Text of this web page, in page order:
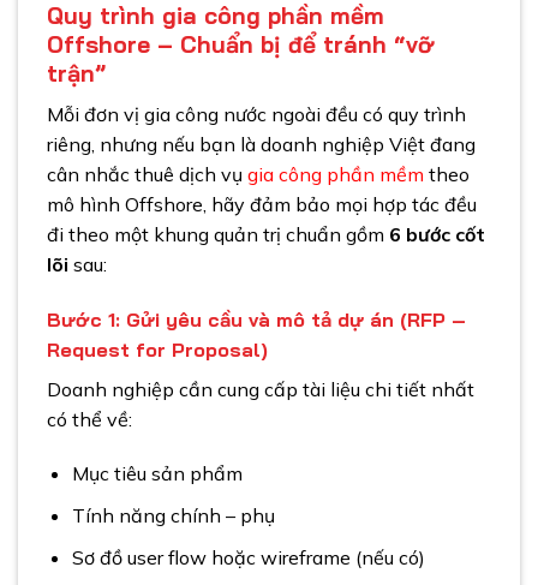
Quy trình gia công phần mềm
Offshore – Chuẩn bị để tránh “vỡ
trận”
Mỗi đơn vị gia công nước ngoài đều có quy trình
riêng, nhưng nếu bạn là doanh nghiệp Việt đang
cân nhắc thuê dịch vụ gia công phần mềm theo
mô hình Offshore, hãy đảm bảo mọi hợp tác đều
đi theo một khung quản trị chuẩn gồm 6 bước cốt
lõi sau:
Bước 1: Gửi yêu cầu và mô tả dự án (RFP –
Request for Proposal)
Doanh nghiệp cần cung cấp tài liệu chi tiết nhất
có thể về:
Mục tiêu sản phẩm
Tính năng chính – phụ
Sơ đồ user flow hoặc wireframe (nếu có)